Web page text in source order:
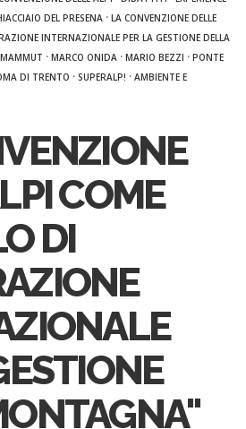
DEL PRESENA ·LA CONVENZIONE DELLE
INTERNAZIONALE PER LA GESTIONE DELLA
MAMMUT ·MARCO ONIDA ·MARIO BEZZI ·PONTE
DI TRENTO ·SUPERALP! ·AMBIENTE E
COME
DI